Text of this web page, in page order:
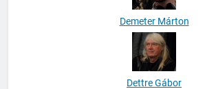
Demeter Márton